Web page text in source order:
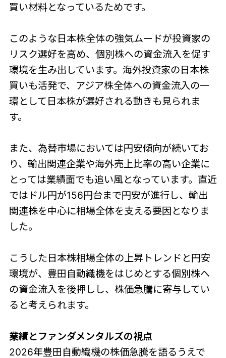
買い材料となっているためです。
このような日本株全体の強気ムードが投資家の
リスク選好を高め、個別株への資金流入を促す
環境を生み出しています。海外投資家の日本株
買いも活発で、アジア株全体への資金流入の一
環として日本株が選好される動きも見られま
す。
また、為替市場においては円安傾向が続いてお
り、輸出関連企業や海外売上比率の高い企業に
とっては業績面でも追い風となっています。直近
ではドル円が156円台まで円安が進行し、輸出
関連株を中心に相場全体を支える要因となりま
した。
こうした日本株相場全体の上昇トレンドと円安
環境が、豊田自動織機をはじめとする個別株へ
の資金流入を後押しし、株価急騰に寄与してい
ると考えられます。
業績とファンダメンタルズの視点
2026年豊田自動織機の株価急騰を語るうえで